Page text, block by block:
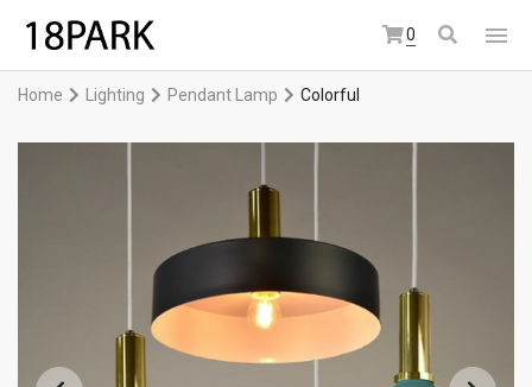
0
Home Lighting Pendant Lamp Colorful